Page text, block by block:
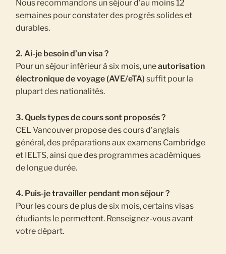
Nous recommandons un séjour d’au moins 12
semaines pour constater des progrès solides et
durables.
2. Ai-je besoin d’un visa ?
Pour un séjour inférieur à six mois, uneautorisation
électronique de voyage (AVE/eTA) suffit pour la
plupart des nationalités.
3. Quels types de cours sont proposés ?
CEL Vancouver propose des cours d’anglais
général, des préparations aux examens Cambridge
et IELTS, ainsi que des programmes académiques
de longue durée.
4. Puis-je travailler pendant mon séjour ?
Pour les cours de plus de six mois, certains visas
étudiants le permettent. Renseignez-vous avant
votre départ.